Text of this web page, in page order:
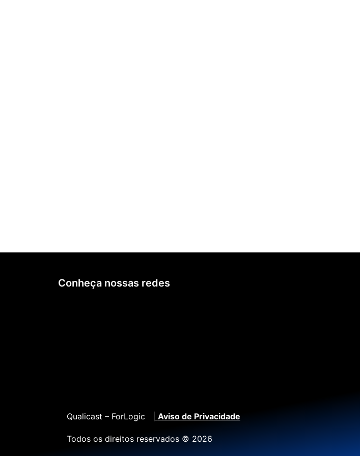
Conheça nossas redes
Qualicast – ForLogic | Aviso de Privacidade
Todos os direitos reservados © 2026